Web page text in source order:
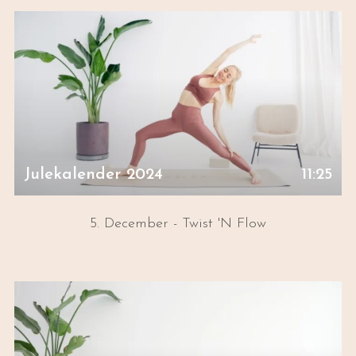
Julekalender 2024 11:25
5. December - Twist 'N Flow